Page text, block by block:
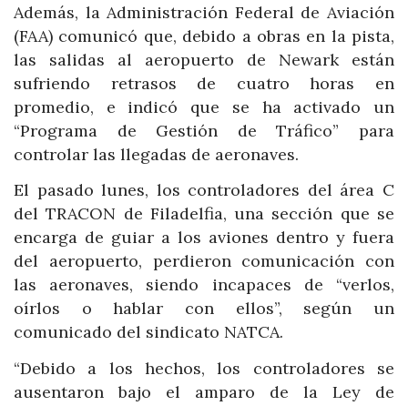
Además, la Administración Federal de Aviación
(FAA) comunicó que, debido a obras en la pista,
las salidas al aeropuerto de Newark están
sufriendo retrasos de cuatro horas en
promedio, e indicó que se ha activado un
“Programa de Gestión de Tráfico” para
controlar las llegadas de aeronaves.
El pasado lunes, los controladores del área C
del TRACON de Filadelfia, una sección que se
encarga de guiar a los aviones dentro y fuera
del aeropuerto, perdieron comunicación con
las aeronaves, siendo incapaces de “verlos,
oírlos o hablar con ellos”, según un
comunicado del sindicato NATCA.
“Debido a los hechos, los controladores se
ausentaron bajo el amparo de la Ley de